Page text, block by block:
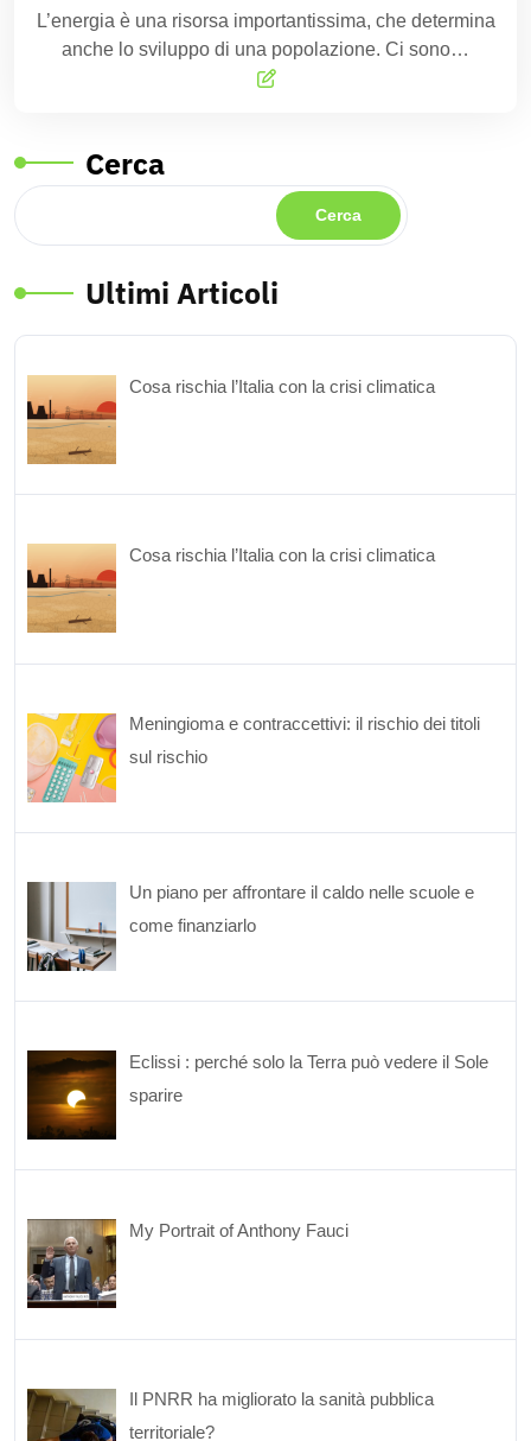
L’energia è una risorsa importantissima, che determina
anche lo sviluppo di una popolazione. Ci sono…
Cerca
Cerca
Ultimi Articoli
Cosa rischia l’Italia con la crisi climatica
Cosa rischia l’Italia con la crisi climatica
Meningioma e contraccettivi: il rischio dei titoli
sul rischio
Un piano per affrontare il caldo nelle scuole e
come finanziarlo
Eclissi : perché solo la Terra può vedere il Sole
sparire
My Portrait of Anthony Fauci
Il PNRR ha migliorato la sanità pubblica
territoriale?